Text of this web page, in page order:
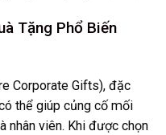
Tặng Phổ Biến
Corporate Gifts), đặc
thể giúp củng cố mối
nhân viên. Khi được chọn